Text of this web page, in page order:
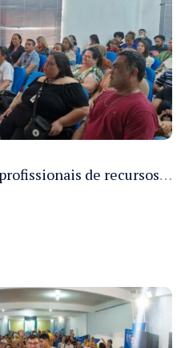
Manausprev capacita profissionais de recursos humanos para agilizar concessão de aposentadorias no município